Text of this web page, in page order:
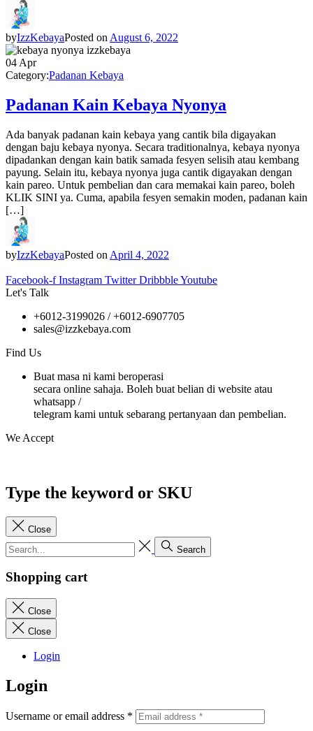
byIzzKebayaPosted on August 6, 2022
04 Apr
Category:Padanan Kebaya
Padanan Kain Kebaya Nyonya
Ada banyak padanan kain kebaya yang cantik bila digayakan
dengan baju kebaya nyonya. Secara traditionalnya, kebaya nyonya
dipadankan dengan kain batik samada fesyen selisih atau kembang
payung. Selain itu, kebaya nyonya juga cantik digayakan dengan
kain pareo. Untuk pembelian dan cara memakai kain pareo, boleh
KLIK SINI ya. Cuma, apabila fesyen semakin moden, padanan kain
[…]
byIzzKebayaPosted on April 4, 2022
Facebook-f Instagram Twitter DribbbleYoutube
Let's Talk
+6012-3199026 / +6012-6907705
sales@izzkebaya.com
Find Us
Buat masa ni kami beroperasi
secara online sahaja. Boleh buat belian di website atau
whatsapp /
telegram kami untuk sebarang pertanyaan dan pembelian.
We Accept
Type the keyword or SKU
Close
Search
Shopping cart
Close
Close
Login
Login
Username or email address *